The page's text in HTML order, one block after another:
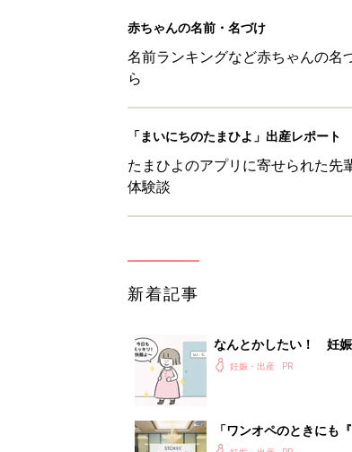
赤ちゃんの名前・名づけ
名前ランキングなど赤ちゃんの名
ら
「まいにちのたまひよ」出産レポート
たまひよのアプリに寄せられた先
体験談
新着記事
なんとかしたい！ 妊
妊娠・出産
「ワンオペのときにも